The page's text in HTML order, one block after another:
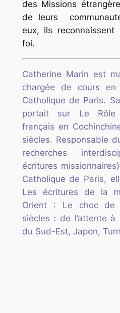
des Missions
de leurs
eux, ils
foi.
Catherine Marin est
chargée de cours en
Catholique de Paris.
portait sur Le Rôle
français en
siècles. Responsable
recherches
écritures
Catholique de Paris,
Les écritures de la
Orient : Le choc de
siècles : de l’attente à
du Sud-Est, Japon,